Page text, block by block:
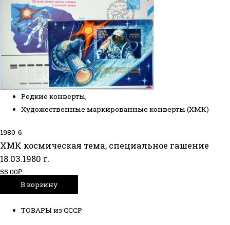
Редкие конверты
Художественные маркированные конверты (ХМК)
1980-6
ХМК космическая тема, специальное гашение
18.03.1980 г.
55.00₽
В корзину
ТОВАРЫ из СССР